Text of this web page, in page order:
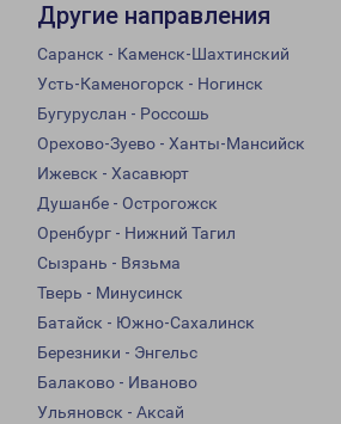
Другие направления
Саранск - Каменск-Шахтинский
Усть-Каменогорск - Ногинск
Бугуруслан - Россошь
Орехово-Зуево - Ханты-Мансийск
Ижевск - Хасавюрт
Душанбе - Острогожск
Оренбург - Нижний Тагил
Сызрань - Вязьма
Тверь - Минусинск
Батайск - Южно-Сахалинск
Березники - Энгельс
Балаково - Иваново
Ульяновск - Аксай